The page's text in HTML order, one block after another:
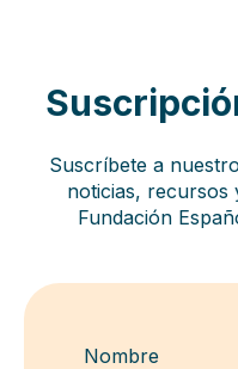
Suscríbete a
noticias, recursos
Fundación
Nombre